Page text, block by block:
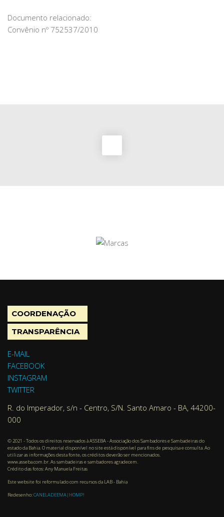
Documento relacionado:
Convênio nº 752537/2010
COORDENAÇÃO
TRANSPARÊNCIA
E-MAIL
FACEBOOK
INSTAGRAM
TWITTER
R. do Imperador, s/n - Centro, S/N. Santo Amaro - BA, 44200-
000
© 2021 - Todos os direitos reservados à ASSEBA - Associação dos Sambadores e Sambadeiras do
estado da Bahia. O material disponível no site está disponível para fins de pesquisa e consulta. Ao
utilizar as informações desta fonte, os créditos deverão ser mencionados.
www.asseba.com.br. As sambadeiras e sambadores agradecem.
Crédito das fotos: Any Manuela Freitas
Este website foi reformulado com recursos da LAB - Bahia
Redesenho:CANELADEEMA|HOMP!